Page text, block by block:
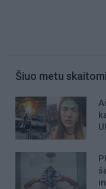
Šiuo metu